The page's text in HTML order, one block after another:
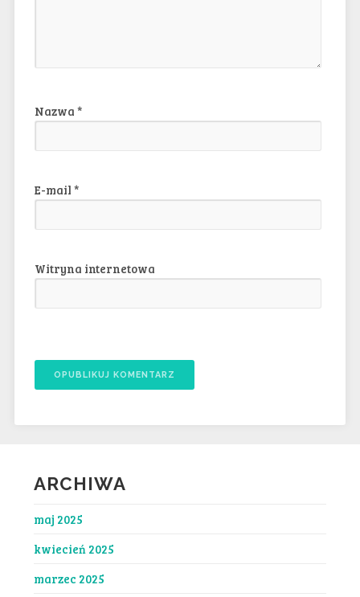
Nazwa *
E-mail *
Witryna internetowa
ARCHIWA
maj 2025
kwiecień 2025
marzec 2025